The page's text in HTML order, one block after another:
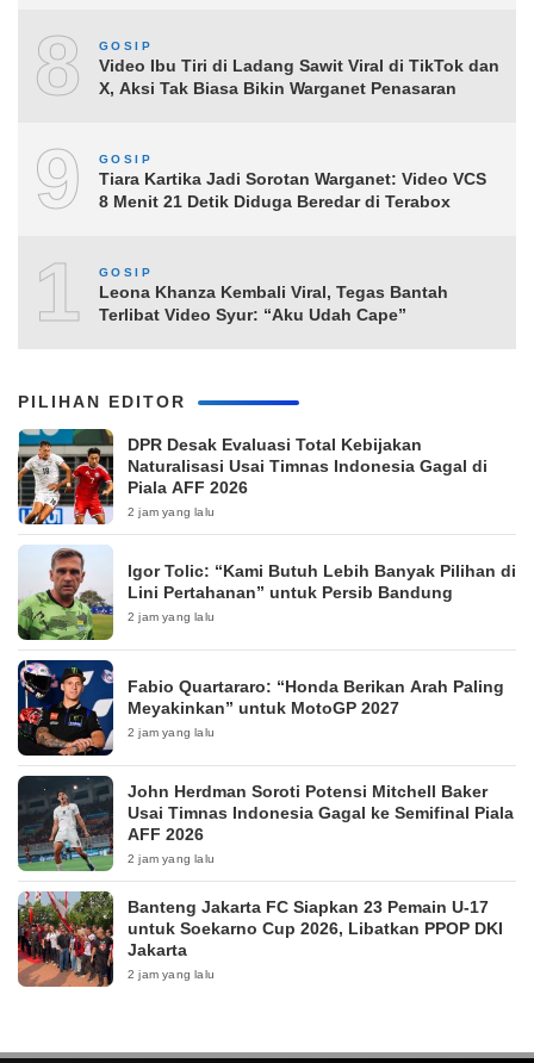
8 GOSIP
Video Ibu Tiri di Ladang Sawit Viral di TikTok dan
X, Aksi Tak Biasa Bikin Warganet Penasaran
9 GOSIP
Tiara Kartika Jadi Sorotan Warganet: Video VCS
8 Menit 21 Detik Diduga Beredar di Terabox
10
GOSIP
Leona Khanza Kembali Viral, Tegas Bantah
Terlibat Video Syur: “Aku Udah Cape”
PILIHAN EDITOR
DPR Desak Evaluasi Total Kebijakan
Naturalisasi Usai Timnas Indonesia Gagal di
Piala AFF 2026
2 jam yang lalu
Igor Tolic: “Kami Butuh Lebih Banyak Pilihan di
Lini Pertahanan” untuk Persib Bandung
2 jam yang lalu
Fabio Quartararo: “Honda Berikan Arah Paling
Meyakinkan” untuk MotoGP 2027
2 jam yang lalu
John Herdman Soroti Potensi Mitchell Baker
Usai Timnas Indonesia Gagal ke Semifinal Piala
AFF 2026
2 jam yang lalu
Banteng Jakarta FC Siapkan 23 Pemain U-17
untuk Soekarno Cup 2026, Libatkan PPOP DKI
Jakarta
2 jam yang lalu